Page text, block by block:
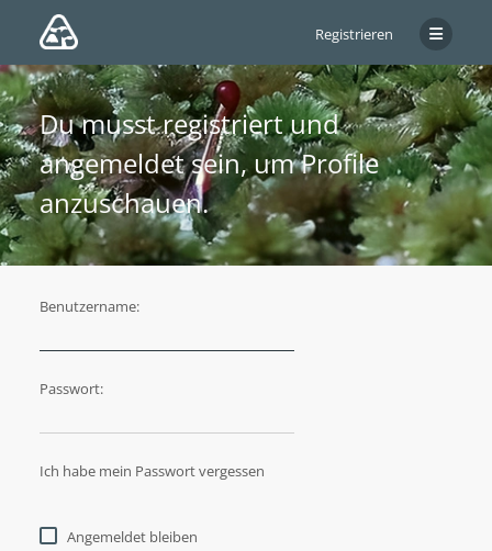
Registrieren
Du musst registriert und
angemeldet sein, um Profile
anzuschauen.
Benutzername:
Passwort:
Ich habe mein Passwort vergessen
Angemeldet bleiben